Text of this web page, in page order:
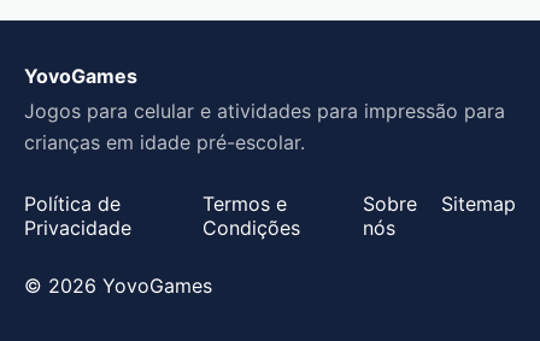
YovoGames
Jogos para celular e atividades para impressão para
crianças em idade pré-escolar.
Política de
Privacidade
Termos e
Condições
Sobre
nós
Sitemap
© 2026 YovoGames